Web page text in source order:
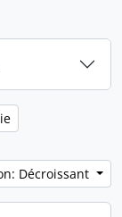
Décroissant